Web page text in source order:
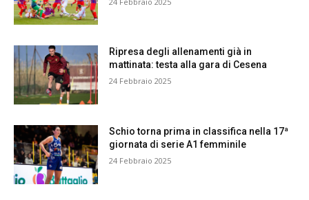
Ripresa degli allenamenti già in
mattinata: testa alla gara di Cesena
24 Febbraio 2025
Schio torna prima in classifica nella 17ª
giornata di serie A1 femminile
24 Febbraio 2025